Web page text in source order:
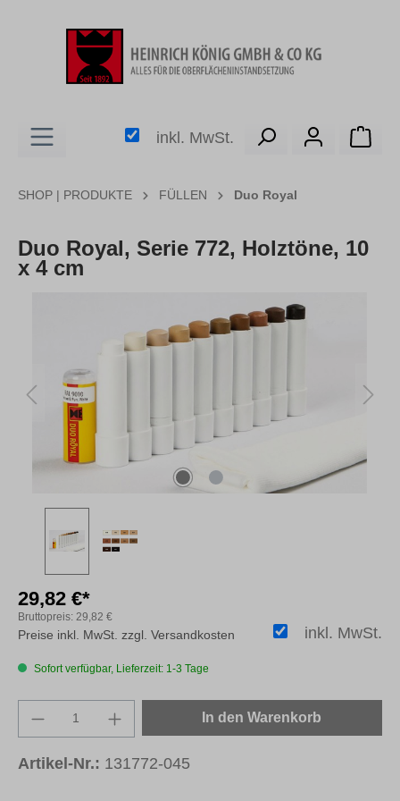
inkl. MwSt.
SHOP | PRODUKTE FÜLLEN Duo Royal
Duo Royal, Serie 772, Holztöne, 10
x 4 cm
29,82 €*
Bruttopreis: 29,82 €
inkl. MwSt.
Preise inkl. MwSt. zzgl. Versandkosten
Sofort verfügbar, Lieferzeit: 1-3 Tage
Produkt Anzahl: Gib den gewünschten
In den Warenkorb
Artikel-Nr.: 131772-045